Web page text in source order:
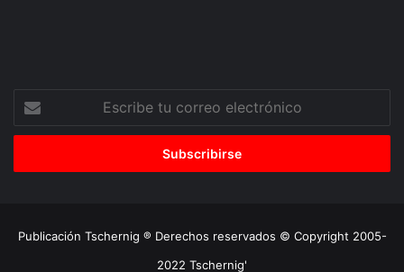
correo
Publicación Tschernig ® Derechos reservados © Copyright 2005-
2022 Tschernig'